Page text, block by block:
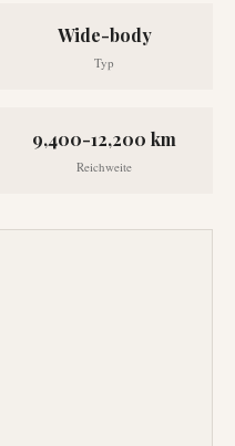
Wide-body
Typ
9,400-12,200 km
Reichweite